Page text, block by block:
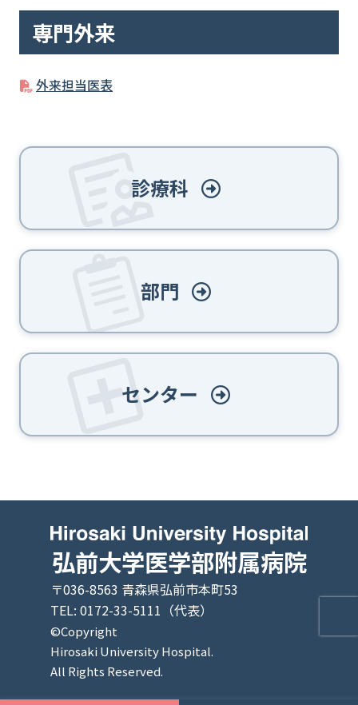
専門外来
外来担当医表
診療科
部門
センター
弘前大学医学部附属病院
〒036-8563 青森県弘前市本町53
TEL: 0172-33-5111（代表）
©Copyright
Hirosaki University Hospital.
All Rights Reserved.